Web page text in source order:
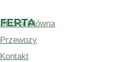
Strona Główna
Przewozy
Kontakt